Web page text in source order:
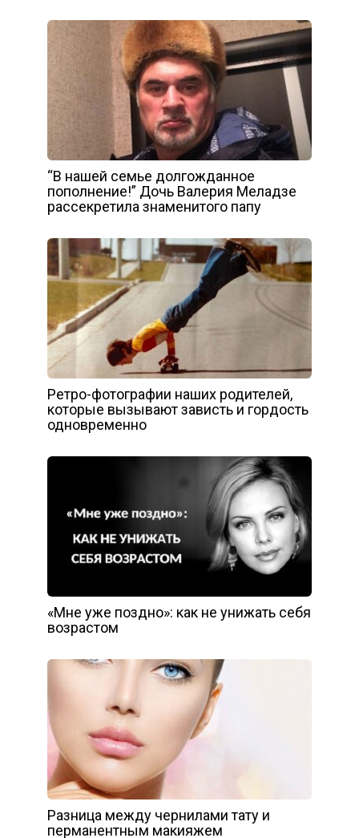
“В нашей семье долгожданное
пополнение!” Дочь Валерия Меладзе
рассекретила знаменитого папу
Ретро-фотографии наших родителей,
которые вызывают зависть и гордость
одновременно
«Мне уже поздно»: как не унижать себя
возрастом
Разница между чернилами тату и
перманентным макияжем